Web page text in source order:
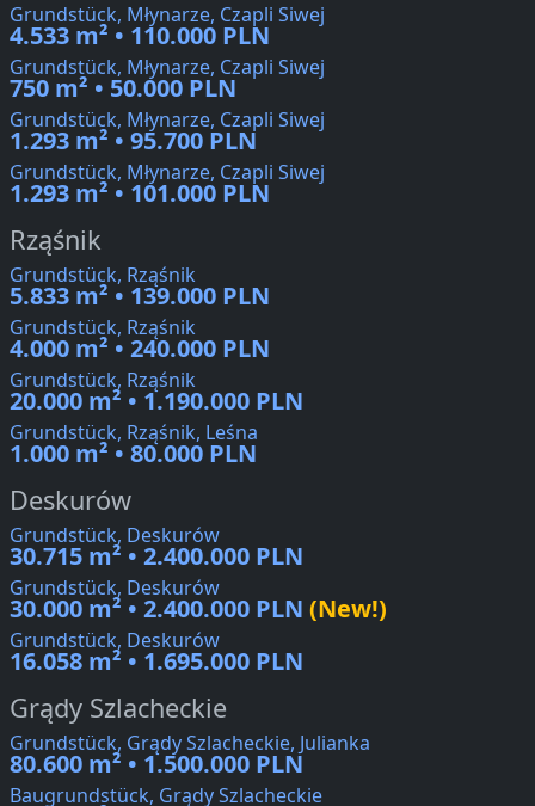
Grundstück, Młynarze, Czapli Siwej
4.533 m² • 110.000 PLN
Grundstück, Młynarze, Czapli Siwej
750 m² • 50.000 PLN
Grundstück, Młynarze, Czapli Siwej
1.293 m² • 95.700 PLN
Grundstück, Młynarze, Czapli Siwej
1.293 m² • 101.000 PLN
Rząśnik
Grundstück, Rząśnik
5.833 m² • 139.000 PLN
Grundstück, Rząśnik
4.000 m² • 240.000 PLN
Grundstück, Rząśnik
20.000 m² • 1.190.000 PLN
Grundstück, Rząśnik, Leśna
1.000 m² • 80.000 PLN
Deskurów
Grundstück, Deskurów
30.715 m² • 2.400.000 PLN
Grundstück, Deskurów
30.000 m² • 2.400.000 PLN (New!)
Grundstück, Deskurów
16.058 m² • 1.695.000 PLN
Grądy Szlacheckie
Grundstück, Grądy Szlacheckie, Julianka
80.600 m² • 1.500.000 PLN
Baugrundstück, Grądy Szlacheckie